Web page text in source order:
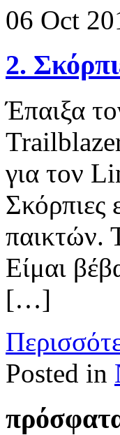
06 Oct
2.
Έπαιξα
για τον
Σκόρπιες
παικτών.
Είμαι
[…]
Posted in